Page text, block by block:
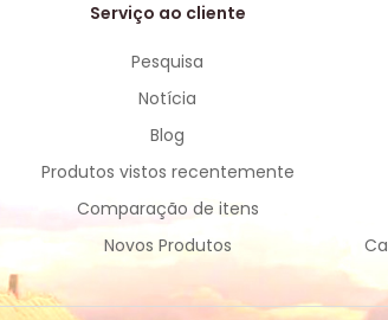
Serviço ao cliente
Pesquisa
Notícia
Blog
Produtos vistos recentemente
Comparação de itens
Novos Produtos